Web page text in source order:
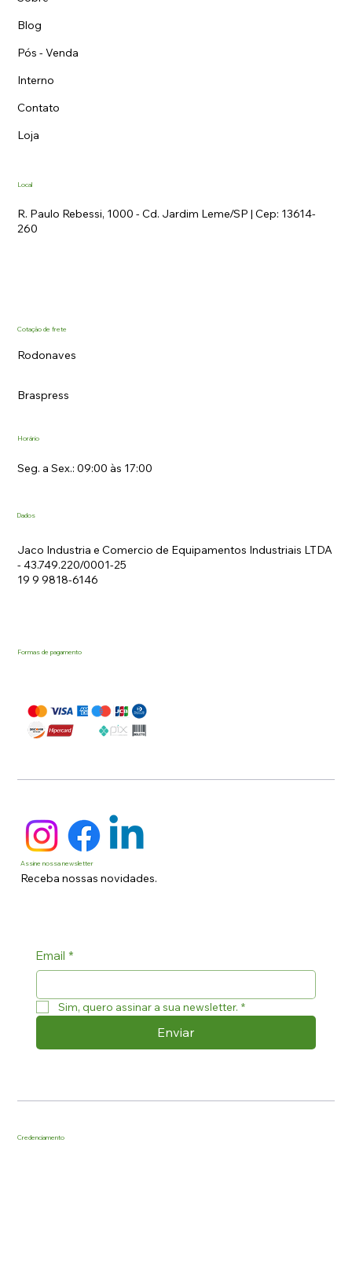
Blog
Pós - Venda
Interno
Contato
Loja
Local
R. Paulo Rebessi, 1000 - Cd. Jardim Leme/SP | Cep: 13614-
260
Cotação de frete
Rodonaves
Braspress
Horário
Seg. a Sex.: 09:00 às 17:00
Dados
Jaco Industria e Comercio de Equipamentos Industriais LTDA
- 43.749.220/0001-25
19 9 9818-6146
Formas de pagamento
Assine nossa newsletter
Receba nossas novidades.
Email *
Sim, quero assinar a sua newsletter. *
Enviar
Credenciamento